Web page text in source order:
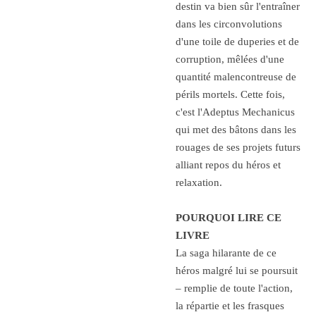
destin va bien sûr l'entraîner
dans les circonvolutions
d'une toile de duperies et de
corruption, mêlées d'une
quantité malencontreuse de
périls mortels. Cette fois,
c'est l'Adeptus Mechanicus
qui met des bâtons dans les
rouages de ses projets futurs
alliant repos du héros et
relaxation.
POURQUOI LIRE CE
LIVRE
La saga hilarante de ce
héros malgré lui se poursuit
– remplie de toute l'action,
la répartie et les frasques